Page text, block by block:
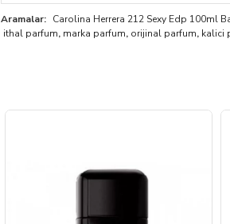
Aramalar: Carolina Herrera 212 Sexy Edp 100ml
ithal parfum, marka parfum, orijinal parfum, kalici